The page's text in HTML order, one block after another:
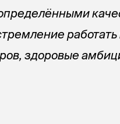
работать
здоровые